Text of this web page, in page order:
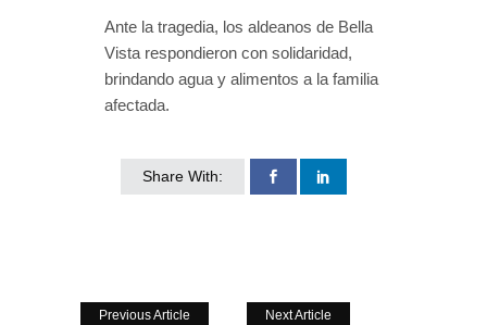
Ante la tragedia, los aldeanos de Bella
Vista respondieron con solidaridad,
brindando agua y alimentos a la familia
afectada.
Share With:
Previous Article Next Article